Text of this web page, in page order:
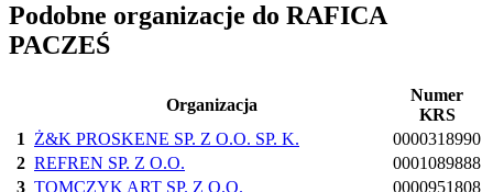
Podobne organizacje do RAFICA
PACZEŚ
Organizacja
Numer
KRS
1
Ż&K PROSKENE SP. Z O.O. SP. K.
0000318990
2 REFREN SP. Z O.O.
0001089888
3 TOMCZYK ART SP. Z O.O.
0000951808